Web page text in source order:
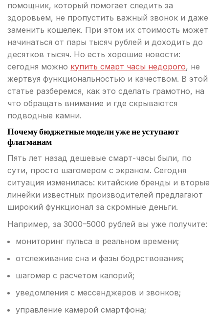
помощник, который помогает следить за
здоровьем, не пропустить важный звонок и даже
заменить кошелек. При этом их стоимость может
начинаться от пары тысяч рублей и доходить до
десятков тысяч. Но есть хорошие новости:
сегодня можно купить смарт часы недорого, не
жертвуя функциональностью и качеством. В этой
статье разберемся, как это сделать грамотно, на
что обращать внимание и где скрываются
подводные камни.
Почему бюджетные модели уже не уступают
флагманам
Пять лет назад дешевые смарт-часы были, по
сути, просто шагомером с экраном. Сегодня
ситуация изменилась: китайские бренды и вторые
линейки известных производителей предлагают
широкий функционал за скромные деньги.
Например, за 3000–5000 рублей вы уже получите:
мониторинг пульса в реальном времени;
отслеживание сна и фазы бодрствования;
шагомер с расчетом калорий;
уведомления с мессенджеров и звонков;
управление камерой смартфона;